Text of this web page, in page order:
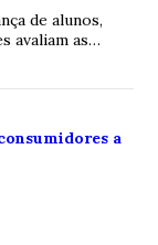
de alunos,
avaliam as